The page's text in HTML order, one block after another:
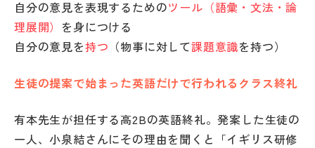
自分の意見を表現するためのツール（語彙・文法・論
理展開） を身につける
自分の意見を持つ （物事に対して課題意識を持つ）
生徒の提案で始まった英語だけで行われるクラス終礼
有本先生が担任する高2Bの英語終礼。発案した生徒の
一人、小泉結さんにその理由を聞くと「イギリス研修